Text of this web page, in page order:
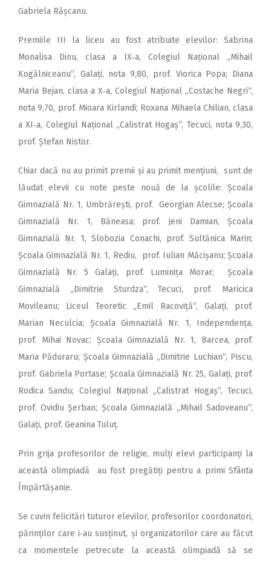
Gabriela Rășcanu.
Premiile III la liceu au fost atribuite elevilor: Sabrina
Monalisa Dinu, clasa a IX‑a, Colegiul Național „Mihail
Kogălniceanu“, Galați, nota 9,80, prof. Viorica Popa; Diana
Maria Bejan, clasa a X‑a, Colegiul Național „Costache Negri“,
nota 9,70, prof. Mioara Kirlandi; Roxana Mihaela Chilian, clasa
a XI‑a, Colegiul Național „Calistrat Hogaș“, Tecuci, nota 9,30,
prof. Ștefan Nistor.
Chiar dacă nu au primit premii și au primit mențiuni, sunt de
lăudat elevii cu note peste nouă de la școlile: Școala
Gimnazială Nr. 1, Umbrărești, prof. Georgian Alecse; Școala
Gimnazială Nr. 1, Băneasa; prof. Jeni Damian, Școala
Gimnazială Nr. 1, Slobozia Conachi, prof. Sultănica Marin;
Școala Gimnazială Nr. 1, Rediu, prof. Iulian Măcișanu; Școala
Gimnazială Nr. 5 Galați, prof. Luminița Morar; Școala
Gimnazială „Dimitrie Sturdza“, Tecuci, prof. Maricica
Movileanu; Liceul Teoretic „Emil Racoviță“, Galați, prof.
Marian Neculcia; Școala Gimnazială Nr. 1, Independența,
prof. Mihai Novac; Școala Gimnazială Nr. 1, Barcea, prof.
Maria Păduraru; Școala Gimnazială „Dimitrie Luchian“, Piscu,
prof. Gabriela Portase; Școala Gimnazială Nr. 25, Galați, prof.
Rodica Sandu; Colegiul Național „Calistrat Hogaș“, Tecuci,
prof. Ovidiu Șerban; Școala Gimnazială „Mihail Sadoveanu“,
Galați, prof. Geanina Tuluț.
Prin grija profesorilor de religie, mulți elevi participanți la
această olimpiadă au fost pregătiți pentru a primi Sfânta
Împărtășanie.
Se cuvin felicitări tuturor elevilor, profesorilor coordonatori,
părinților care i‑au susținut, și organizatorilor care au făcut
ca momentele petrecute la această olimpiadă să se